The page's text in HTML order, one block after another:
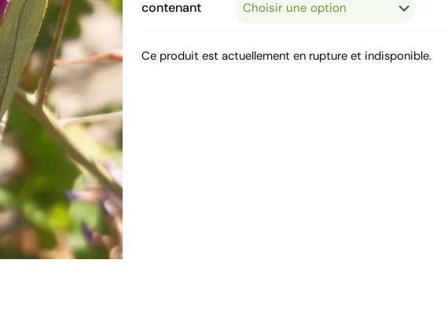
contenant
Ce produit est actuellement en rupture et indisponible.